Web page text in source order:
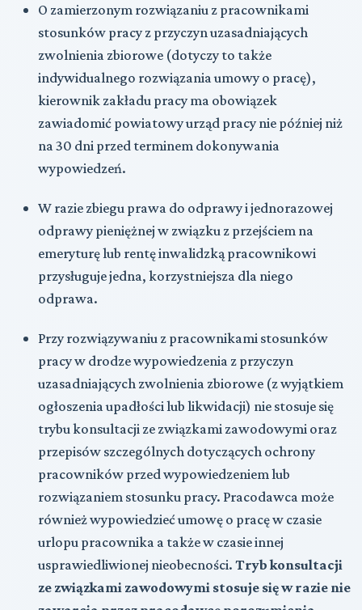
O zamierzonym rozwiązaniu z pracownikami
stosunków pracy z przyczyn uzasadniających
zwolnienia zbiorowe (dotyczy to także
indywidualnego rozwiązania umowy o pracę),
kierownik zakładu pracy ma obowiązek
zawiadomić powiatowy urząd pracy nie później niż
na 30 dni przed terminem dokonywania
wypowiedzeń.
W razie zbiegu prawa do odprawy i jednorazowej
odprawy pieniężnej w związku z przejściem na
emeryturę lub rentę inwalidzką pracownikowi
przysługuje jedna, korzystniejsza dla niego
odprawa.
Przy rozwiązywaniu z pracownikami stosunków
pracy w drodze wypowiedzenia z przyczyn
uzasadniających zwolnienia zbiorowe (z wyjątkiem
ogłoszenia upadłości lub likwidacji) nie stosuje się
trybu konsultacji ze związkami zawodowymi oraz
przepisów szczególnych dotyczących ochrony
pracowników przed wypowiedzeniem lub
rozwiązaniem stosunku pracy. Pracodawca może
również wypowiedzieć umowę o pracę w czasie
urlopu pracownika a także w czasie innej
usprawiedliwionej nieobecności. Tryb konsultacji
ze związkami zawodowymi stosuje się w razie nie